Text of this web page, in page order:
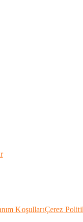
KoşullarıÇerez